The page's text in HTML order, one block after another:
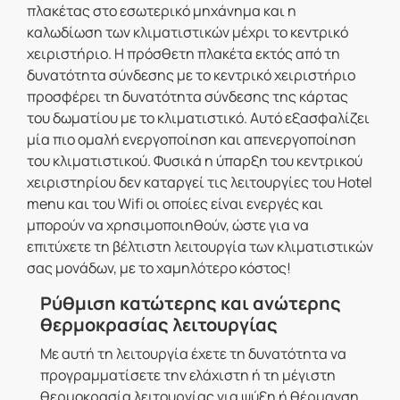
πλακέτας στο εσωτερικό μηχάνημα και η
καλωδίωση των κλιματιστικών μέχρι το κεντρικό
χειριστήριο. Η πρόσθετη πλακέτα εκτός από τη
δυνατότητα σύνδεσης με το κεντρικό χειριστήριο
προσφέρει τη δυνατότητα σύνδεσης της κάρτας
του δωματίου με το κλιματιστικό. Αυτό εξασφαλίζει
μία πιο ομαλή ενεργοποίηση και απενεργοποίηση
του κλιματιστικού. Φυσικά η ύπαρξη του κεντρικού
χειριστηρίου δεν καταργεί τις λειτουργίες του Hotel
menu και του Wifi οι οποίες είναι ενεργές και
μπορούν να χρησιμοποιηθούν, ώστε για να
επιτύχετε τη βέλτιστη λειτουργία των κλιματιστικών
σας μονάδων, με το χαμηλότερο κόστος!
Ρύθμιση κατώτερης και ανώτερης
θερμοκρασίας λειτουργίας
Με αυτή τη λειτουργία έχετε τη δυνατότητα να
προγραμματίσετε την ελάχιστη ή τη μέγιστη